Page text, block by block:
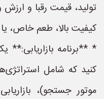
تولید، قیمت رقبا و ارزش
کیفیت بالا، طعم خاص،
* **برنامه بازاریابی:**
کنید که شامل
موتور جستجو)،